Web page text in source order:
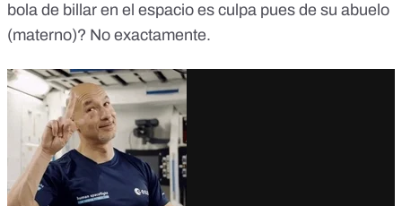
bola de billar en el espacio es culpa pues de su abuelo
(materno)? No exactamente.